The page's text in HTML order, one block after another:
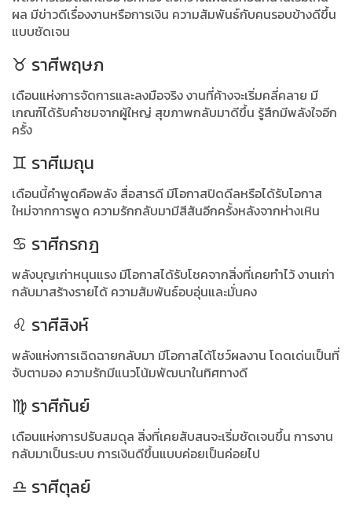
ผล มีข่าวดีเรื่องงานหรือการเงิน ความสัมพันธ์กับคนรอบข้างดีขึ้น
แบบชัดเจน
♉ ราศีพฤษภ
เดือนแห่งการจัดการและลงมือจริง งานที่ค้างจะเริ่มคลี่คลาย มี
เกณฑ์ได้รับคำชมจากผู้ใหญ่ สุขภาพกลับมาดีขึ้น รู้สึกมีพลังใจอีก
ครั้ง
♊ ราศีเมถุน
เดือนนี้คำพูดคือพลัง สื่อสารดี มีโอกาสปิดดีลหรือได้รับโอกาส
ใหม่จากการพูด ความรักกลับมามีสีสันอีกครั้งหลังจากห่างเหิน
♋ ราศีกรกฎ
พลังบุญเก่าหนุนแรง มีโอกาสได้รับโชคจากสิ่งที่เคยทำไว้ งานเก่า
กลับมาสร้างรายได้ ความสัมพันธ์อบอุ่นและมั่นคง
♌ ราศีสิงห์
พลังแห่งการเฉิดฉายกลับมา มีโอกาสได้โชว์ผลงาน โดดเด่นเป็นที่
จับตามอง ความรักมีแนวโน้มพัฒนาในทิศทางดี
♍ ราศีกันย์
เดือนแห่งการปรับสมดุล สิ่งที่เคยสับสนจะเริ่มชัดเจนขึ้น การงาน
กลับมาเป็นระบบ การเงินดีขึ้นแบบค่อยเป็นค่อยไป
♎ ราศีตุลย์